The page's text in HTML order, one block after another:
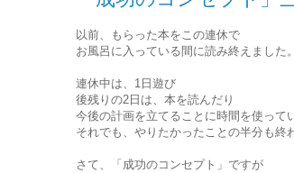
以前、もらった本をこの連休で
お風呂に入っている間に読み終えました。
連休中は、1日遊び
後残りの2日は、本を読んだり
今後の計画を立てることに時間を使って
それでも、やりたかったことの半分も終
さて、「成功のコンセプト」ですが